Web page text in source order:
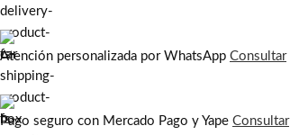
Atención personalizada por WhatsApp Consultar
Pago seguro con Mercado Pago y Yape Consultar